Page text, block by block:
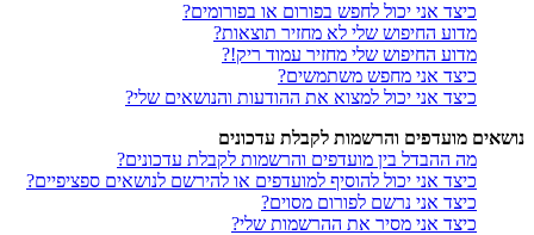
כיצד אני יכול לחפש בפורום או בפורומים?
מדוע החיפוש שלי לא מחזיר תוצאות?
מדוע החיפוש שלי מחזיר עמוד ריק!?
כיצד אני מחפש משתמשים?
כיצד אני יכול למצוא את ההודעות והנושאים שלי?
נושאים מועדפים והרשמות לקבלת עדכונים
מה ההבדל בין מועדפים והרשמות לקבלת עדכונים?
כיצד אני יכול להוסיף למועדפים או להירשם לנושאים ספציפיים?
כיצד אני נרשם לפורום מסוים?
כיצד אני מסיר את ההרשמות שלי?